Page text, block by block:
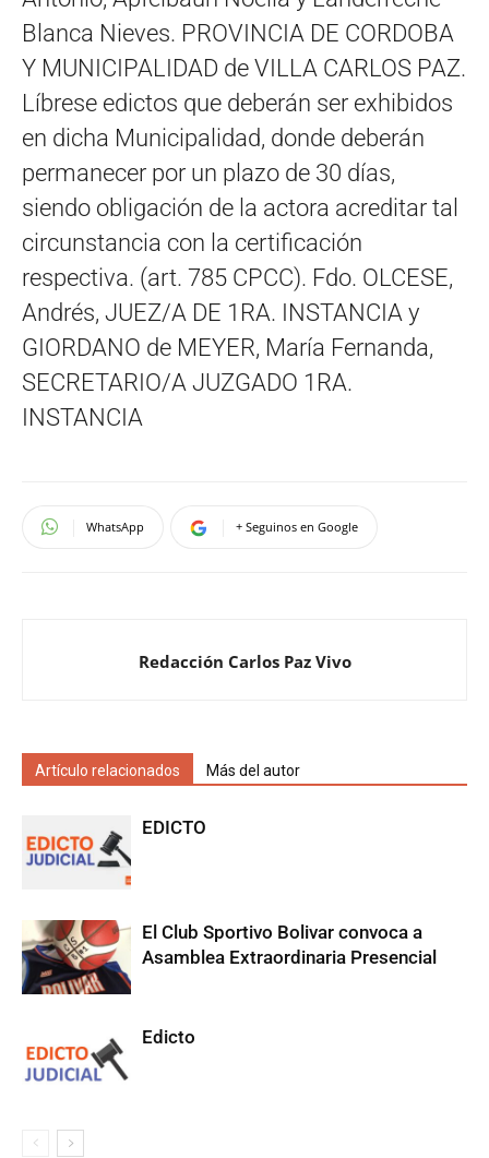
Blanca Nieves. PROVINCIA DE CORDOBA
Y MUNICIPALIDAD de VILLA CARLOS PAZ.
Líbrese edictos que deberán ser exhibidos
en dicha Municipalidad, donde deberán
permanecer por un plazo de 30 días,
siendo obligación de la actora acreditar tal
circunstancia con la certificación
respectiva. (art. 785 CPCC). Fdo. OLCESE,
Andrés, JUEZ/A DE 1RA. INSTANCIA y
GIORDANO de MEYER, María Fernanda,
SECRETARIO/A JUZGADO 1RA.
INSTANCIA
WhatsApp + Seguinos en Google
Redacción Carlos Paz Vivo
Artículo relacionados Más del autor
EDICTO
El Club Sportivo Bolivar convoca a
Asamblea Extraordinaria Presencial
Edicto